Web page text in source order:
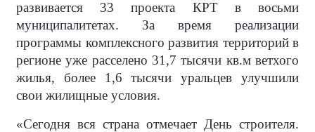
развивается 33 проекта КРТ в восьми
муниципалитетах. За время реализации
программы комплексного развития территорий в
регионе уже расселено 31,7 тысячи кв.м ветхого
жилья, более 1,6 тысячи уральцев улучшили
свои жилищные условия.
«Сегодня вся страна отмечает День строителя.